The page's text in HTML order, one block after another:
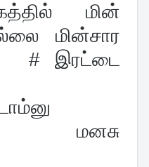
மின்
மின்சார
# இரட்டை
மனசு